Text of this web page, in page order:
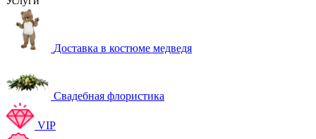
Доставка в костюме медведя
Свадебная флористика
VIP